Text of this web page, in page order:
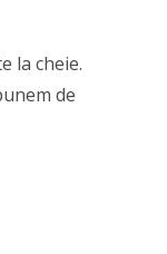
la cheie.
de